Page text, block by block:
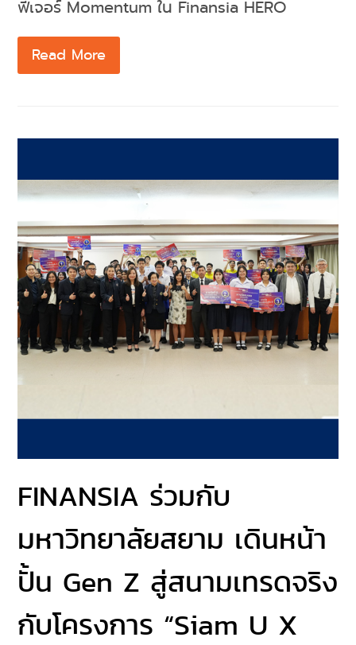
ฟีเจอร์ Momentum ใน Finansia HERO
Read More
FINANSIA ร่วมกับ
มหาวิทยาลัยสยาม เดินหน้า
ปั้น Gen Z สู่สนามเทรดจริง
กับโครงการ “Siam U X